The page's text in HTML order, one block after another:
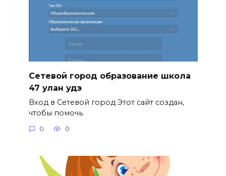
Сетевой город образование школа
47 улан удэ
Вход в Сетевой город Этот сайт создан,
чтобы помочь
0 0